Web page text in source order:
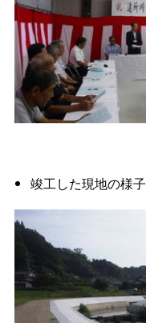
竣工した現地の様子